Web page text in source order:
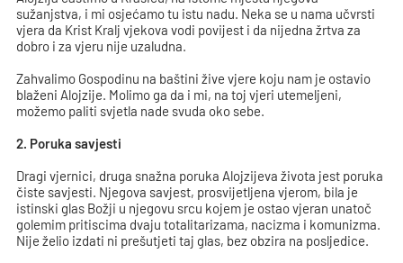
sužanjstva, i mi osjećamo tu istu nadu. Neka se u nama učvrsti
vjera da Krist Kralj vjekova vodi povijest i da nijedna žrtva za
dobro i za vjeru nije uzaludna.
Zahvalimo Gospodinu na baštini žive vjere koju nam je ostavio
blaženi Alojzije. Molimo ga da i mi, na toj vjeri utemeljeni,
možemo paliti svjetla nade svuda oko sebe.
2. Poruka savjesti
Dragi vjernici, druga snažna poruka Alojzijeva života jest poruka
čiste savjesti. Njegova savjest, prosvijetljena vjerom, bila je
istinski glas Božji u njegovu srcu kojem je ostao vjeran unatoč
golemim pritiscima dvaju totalitarizama, nacizma i komunizma.
Nije želio izdati ni prešutjeti taj glas, bez obzira na posljedice.